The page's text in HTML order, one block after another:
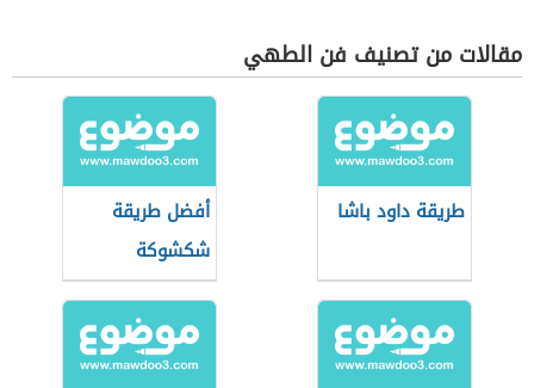
مقالات من تصنيف فن الطهي
طريقة داود باشا
أفضل طريقة
شكشوكة